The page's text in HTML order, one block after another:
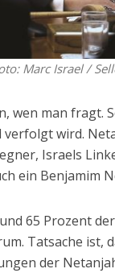
Marc Israel /
wen man fragt.
verfolgt wird.
Israels
ein Benjamim
65 Prozent
Tatsache ist,
der